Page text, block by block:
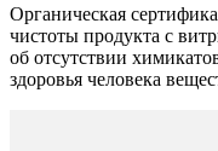
Органическая
чистоты продукта с
об отсутствии
здоровья человека